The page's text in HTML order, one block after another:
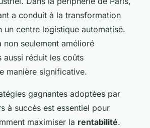
a conduit à la transformation
un centre logistique automatisé.
non seulement amélioré
aussi réduit les coûts
manière significative.
gagnantes adoptées par
à succès est essentiel pour
maximiser la rentabilité.